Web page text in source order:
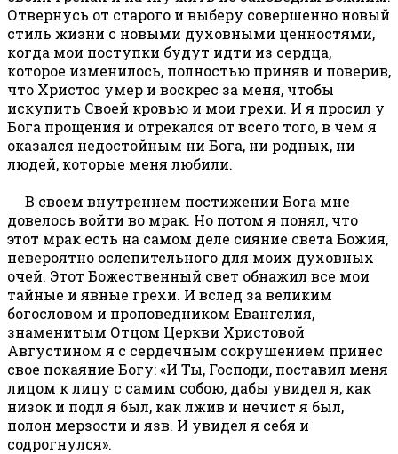
Отвернусь от старого и выберу совершенно новый
стиль жизни с новыми духовными ценностями,
когда мои поступки будут идти из сердца,
которое изменилось, полностью приняв и поверив,
что Христос умер и воскрес за меня, чтобы
искупить Своей кровью и мои грехи. И я просил у
Бога прощения и отрекался от всего того, в чем я
оказался недостойным ни Бога, ни родных, ни
людей, которые меня любили.
В своем внутреннем постижении Бога мне
довелось войти во мрак. Но потом я понял, что
этот мрак есть на самом деле сияние света Божия,
невероятно ослепительного для моих духовных
очей. Этот Божественный свет обнажил все мои
тайные и явные грехи. И вслед за великим
богословом и проповедником Евангелия,
знаменитым Отцом Церкви Христовой
Августином я с сердечным сокрушением принес
свое покаяние Богу: «И Ты, Господи, поставил меня
лицом к лицу с самим собою, дабы увидел я, как
низок и подл я был, как лжив и нечист я был,
полон мерзости и язв. И увидел я себя и
содрогнулся».